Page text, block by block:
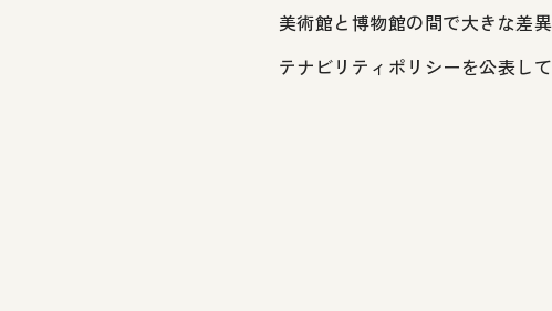
美術館と博物館の間で大きな差
テナビリティポリシーを公表し